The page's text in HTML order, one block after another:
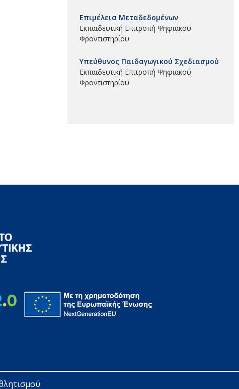
Επιμέλεια Μεταδεδομένων
Εκπαιδευτική Επιτροπή Ψηφιακού
Φροντιστηρίου
Υπεύθυνος Παιδαγωγικού Σχεδιασμού
Εκπαιδευτική Επιτροπή Ψηφιακού
Φροντιστηρίου